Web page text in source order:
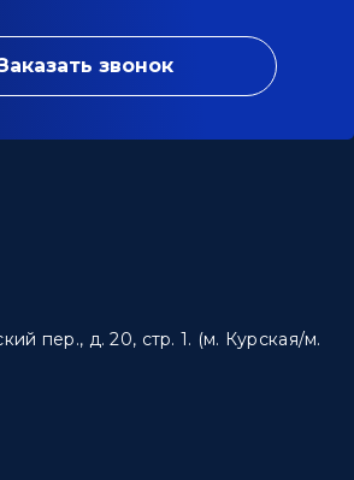
звонок
пер., д. 20, стр. 1. (м. Курская/м.